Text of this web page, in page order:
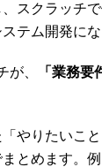
スクラッチ
テム開発にな
、
「業務
やりたいこ
とめます。